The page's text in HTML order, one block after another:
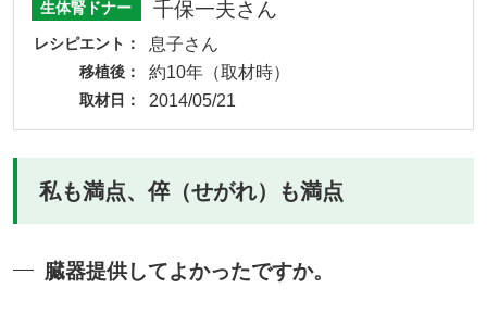
生体腎ドナー 千保一夫さん
レシピエント 息子さん
移植後 約10年（取材時）
取材日 2014/05/21
私も満点、倅（せがれ）も満点
臓器提供してよかったですか。